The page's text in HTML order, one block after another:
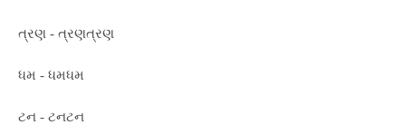
ત્રણ - ત્રણત્રણ
ધમ - ધમધમ
ટન - ટનટન